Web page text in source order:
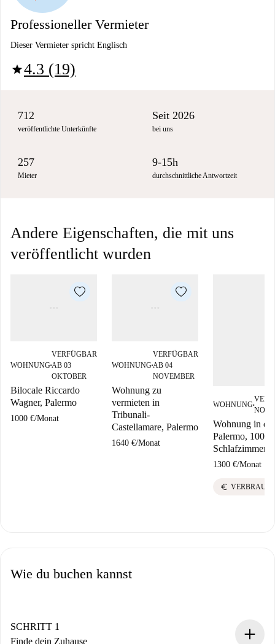
Professioneller Vermieter
Dieser Vermieter spricht Englisch
star4.3 (19)
712
veröffentlichte Unterkünfte
Seit 2026
bei uns
257
Mieter
9-15h
durchschnittliche Antwortzeit
Andere Eigenschaften, die mit uns
veröffentlicht wurden
WOHNUNG■
VERFÜGBAR
AB 03
OKTOBER
Bilocale Riccardo
Wagner, Palermo
1000 €/Monat
WOHNUNG■
VERFÜGBAR
AB 04
NOVEMBER
Wohnung zu
vermieten in
Tribunali-
Castellamare, Palermo
1640 €/Monat
WOHNUNG■
Wohnung in
Palermo, 100
Schlafzimmern
1300 €/Monat
euro
Wie du buchen kannst
SCHRITT 1
Finde dein Zuhause